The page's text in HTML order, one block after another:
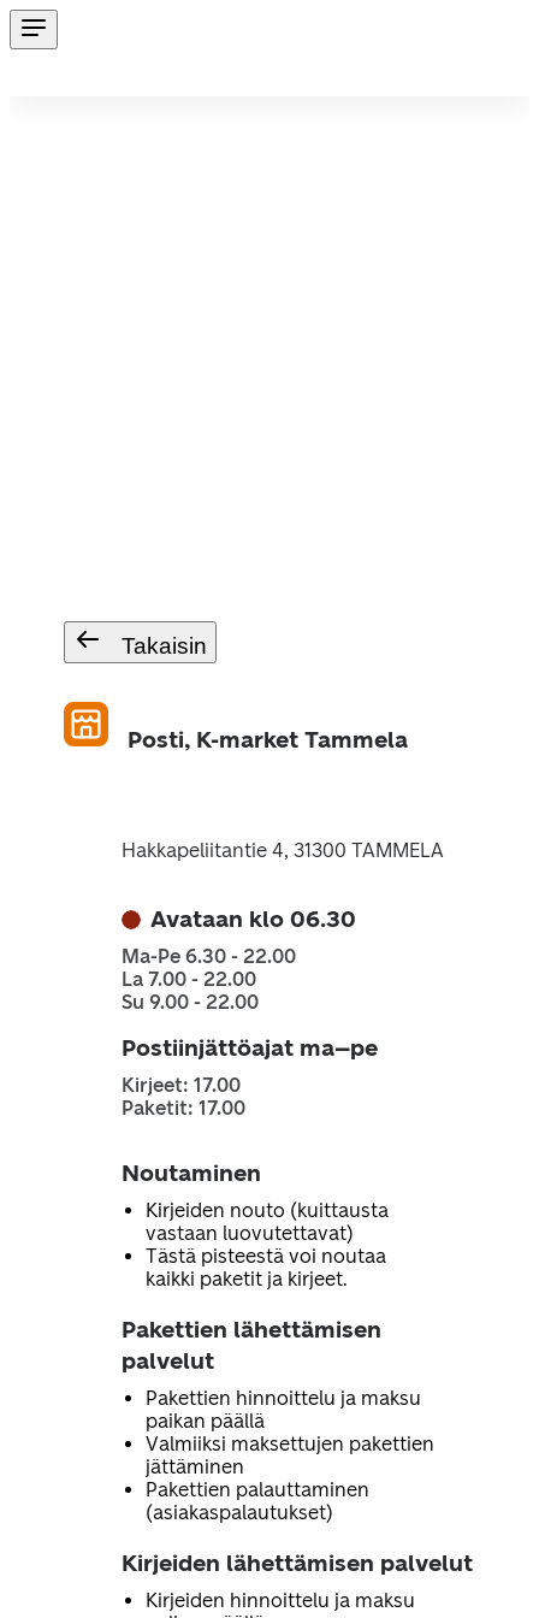
Takaisin
Posti, K-market Tammela
Hakkapeliitantie 4, 31300 TAMMELA
Avataan klo 06.30
Ma-Pe 6.30 - 22.00
La 7.00 - 22.00
Su 9.00 - 22.00
Postiinjättöajat ma–pe
Kirjeet: 17.00
Paketit: 17.00
Noutaminen
Kirjeiden nouto (kuittausta
vastaan luovutettavat)
Tästä pisteestä voi noutaa
kaikki paketit ja kirjeet.
Pakettien lähettämisen
palvelut
Pakettien hinnoittelu ja maksu
paikan päällä
Valmiiksi maksettujen pakettien
jättäminen
Pakettien palauttaminen
(asiakaspalautukset)
Kirjeiden lähettämisen palvelut
Kirjeiden hinnoittelu ja maksu